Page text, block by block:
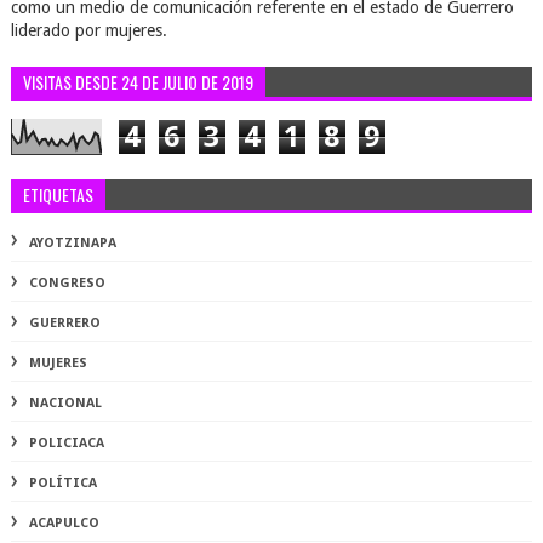
como un medio de comunicación referente en el estado de Guerrero
liderado por mujeres.
VISITAS DESDE 24 DE JULIO DE 2019
4 6 3 4 1 8 9
ETIQUETAS
AYOTZINAPA
CONGRESO
GUERRERO
MUJERES
NACIONAL
POLICIACA
POLÍTICA
ACAPULCO